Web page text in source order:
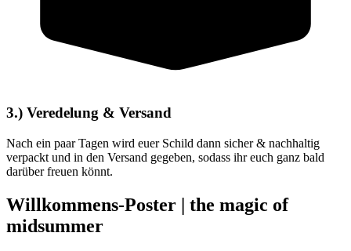
3.) Veredelung & Versand
Nach ein paar Tagen wird euer Schild dann sicher & nachhaltig
verpackt und in den Versand gegeben, sodass ihr euch ganz bald
darüber freuen könnt.
Willkommens-Poster | the magic of
midsummer